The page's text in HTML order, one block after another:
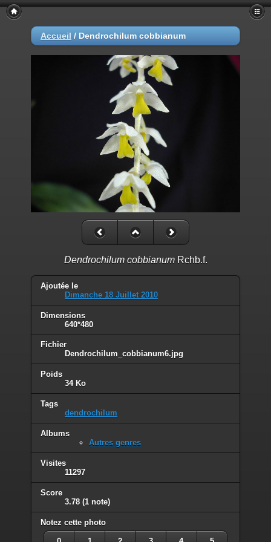
Accueil / Dendrochilum cobbianum
Dendrochilum cobbianumRchb.f.
Ajoutée le
Dimanche 18 Juillet 2010
Dimensions
640*480
Fichier
Dendrochilum_cobbianum6.jpg
Poids
34 Ko
Tags
dendrochilum
Albums
Autres genres
Visites
11297
Score
3.78 (1 note)
Notez cette photo